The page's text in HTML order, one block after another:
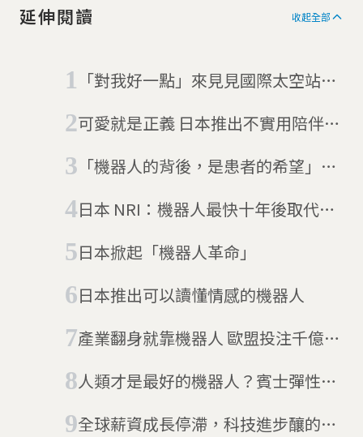
延伸閱讀 收起全部
「對我好一點」來見見國際太空站的
可愛就是正義 日本推出不實用陪伴型
「機器人的背後，是患者的希望」日
日本 NRI：機器人最快十年後取代日
日本掀起「機器人革命」
日本推出可以讀懂情感的機器人
產業翻身就靠機器人 歐盟投注千億資
人類才是最好的機器人？賓士彈性產
全球薪資成長停滯，科技進步釀的